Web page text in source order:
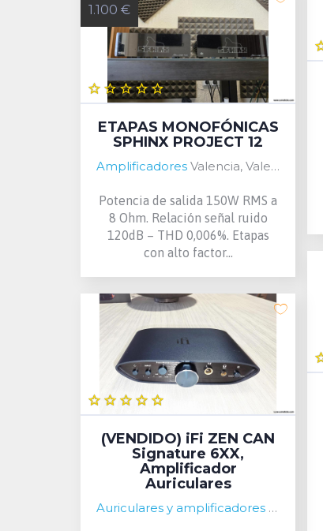
1.100 €
ETAPAS MONOFÓNICAS
SPHINX PROJECT 12
Amplificadores Valencia, Valencia, Spain
Potencia de salida 150W RMS a
8 Ohm. Relación señal ruido
120dB – THD 0,006%. Etapas
con alto factor...
(VENDIDO) iFi ZEN CAN
Signature 6XX,
Amplificador
Auriculares
Auriculares y amplificadores de auriculares